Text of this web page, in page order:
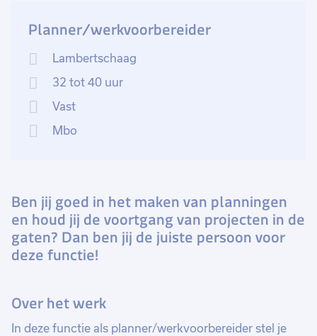
Planner/werkvoorbereider
Lambertschaag
32 tot 40 uur
Vast
Mbo
Ben jij goed in het maken van planningen
en houd jij de voortgang van projecten in de
gaten? Dan ben jij de juiste persoon voor
deze functie!
Over het werk
In deze functie als planner/werkvoorbereider stel je